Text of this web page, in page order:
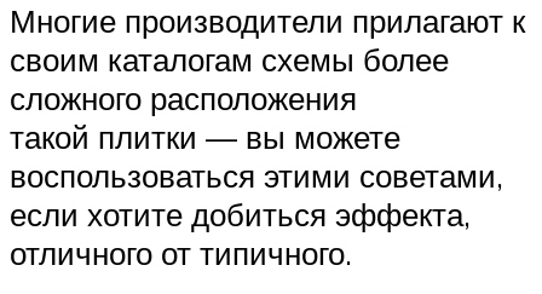
Многие производители прилагают к
своим каталогам схемы более
сложного расположения
такой плитки — вы можете
воспользоваться этими советами,
если хотите добиться эффекта,
отличного от типичного.